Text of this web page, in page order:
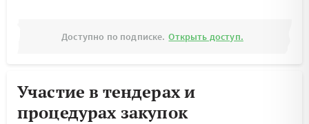
Доступно по подписке. Открыть доступ.
Участие в тендерах и
процедурах закупок